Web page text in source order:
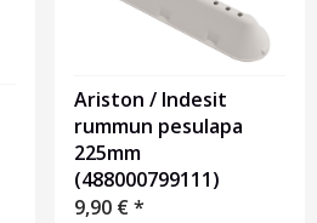
Ariston / Indesit
rummun pesulapa
225mm
(488000799111)
9,90 €*